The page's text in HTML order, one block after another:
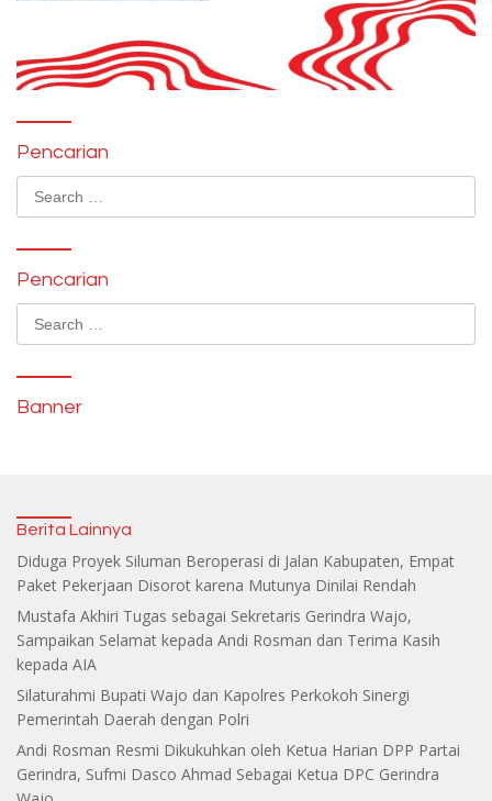
Pencarian
Search
for:
Pencarian
Search
for:
Banner
Berita Lainnya
Diduga Proyek Siluman Beroperasi di Jalan Kabupaten, Empat
Paket Pekerjaan Disorot karena Mutunya Dinilai Rendah
Mustafa Akhiri Tugas sebagai Sekretaris Gerindra Wajo,
Sampaikan Selamat kepada Andi Rosman dan Terima Kasih
kepada AIA
Silaturahmi Bupati Wajo dan Kapolres Perkokoh Sinergi
Pemerintah Daerah dengan Polri
Andi Rosman Resmi Dikukuhkan oleh Ketua Harian DPP Partai
Gerindra, Sufmi Dasco Ahmad Sebagai Ketua DPC Gerindra